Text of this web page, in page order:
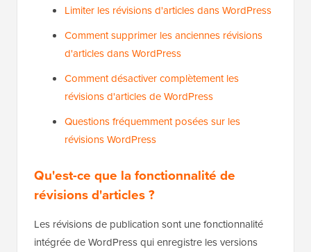
Limiter les révisions d'articles dans WordPress
Comment supprimer les anciennes révisions
d'articles dans WordPress
Comment désactiver complètement les
révisions d'articles de WordPress
Questions fréquemment posées sur les
révisions WordPress
Qu'est-ce que la fonctionnalité de
révisions d'articles ?
Les révisions de publication sont une fonctionnalité
intégrée de WordPress qui enregistre les versions